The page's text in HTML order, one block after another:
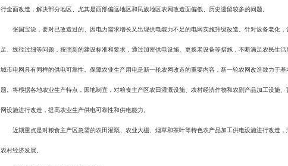
行全面改造，解决部分地区、尤其是西部偏远地区和民族地区农网改造面偏低、历史遗留较多的问题。
张国宝说，要对已改造过的、因电力需求增长又出现供电能力不足的电网实施升级改造。针对设备老化，
足、线径过细等问题，按照新的建设标准和要求，通过加密供电设施、更换老设备等措施，不断满足农民生
城市电网具有同样的供电可靠性。保障农业生产用电是新一轮农网改造的重要内容，新一轮农网改造致力于
题。将根据各地农业生产特点，因地制宜，对粮食主产区农田灌溉设施、农村经济作物和农副产品加工设施
网设施进行改造，提高农业生产供电可靠性和供电能力。
近期重点是对粮食主产区急需的农田灌溉、农业大棚、烟草和茶叶等特色农产品加工供电设施进行改造，
农村经济发展。